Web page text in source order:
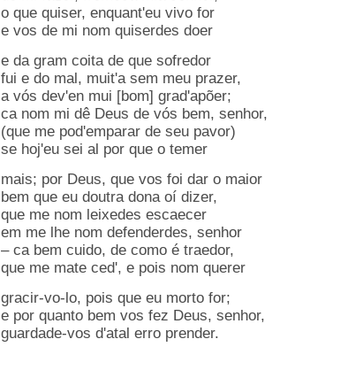
o que quiser, enquant'eu vivo for
e vos de mi nom quiserdes doer
e da gram coita de que sofredor
fui e do mal, muit'a sem meu prazer,
a vós dev'en mui [bom] grad'apõer;
canom mi dê Deus de vós bem, senhor,
(que me pod'emparar de seu pavor)
se hoj'eu sei al por que o temer
mais; por Deus, que vos foi dar o maior
bem que eu doutra dona oí dizer,
que me nom leixedes escaecer
em me lhe nom defenderdes, senhor
– ca bem cuido, de como é traedor,
que me mate ced', e pois nom querer
gracir-vo-lo, pois que eu morto for;
e por quanto bem vos fez Deus, senhor,
guardade-vos d'atal erro prender.